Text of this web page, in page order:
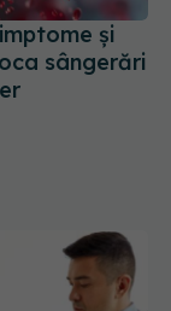
și
sângerări